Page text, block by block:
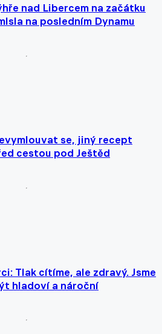
nad Libercem na začátku
na posledním Dynamu
se, jiný recept
cestou pod Ještěd
Tlak cítíme, ale zdravý. Jsme
hladoví a nároční